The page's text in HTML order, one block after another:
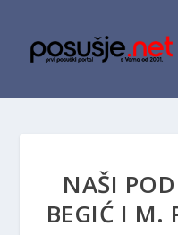
NAŠI
BEGIĆ I M.